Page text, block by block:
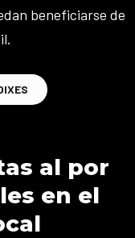
beneficiarse de
al por
en el